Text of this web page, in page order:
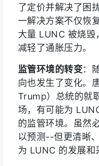
了定价并解决了困
一解决方案不仅恢
大量 LUNC 被烧毁
减轻了通胀压力。
监管环境的转变：
向也发生了变化。
Trump）总统的就
场，有可能为
的监管环境。虽然
以预测--但更清晰
为 LUNC 的发展和